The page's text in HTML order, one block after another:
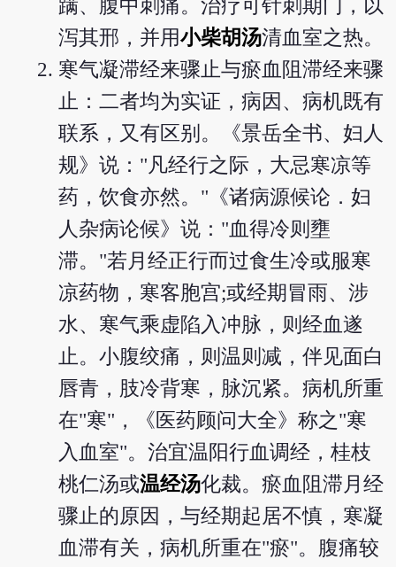
蹒、腹中刺痛。治疗可针刺期门，以
泻其邢，并用小柴胡汤清血室之热。
寒气凝滞经来骤止与瘀血阻滞经来骤
止：二者均为实证，病因、病机既有
联系，又有区别。《景岳全书、妇人
规》说："凡经行之际，大忌寒凉等
药，饮食亦然。"《诸病源候论．妇
人杂病论候》说："血得冷则壅
滞。"若月经正行而过食生冷或服寒
凉药物，寒客胞宫;或经期冒雨、涉
水、寒气乘虚陷入冲脉，则经血遂
止。小腹绞痛，则温则减，伴见面白
唇青，肢冷背寒，脉沉紧。病机所重
在"寒"，《医药顾问大全》称之"寒
入血室"。治宜温阳行血调经，桂枝
桃仁汤或温经汤化裁。瘀血阻滞月经
骤止的原因，与经期起居不慎，寒凝
血滞有关，病机所重在"瘀"。腹痛较